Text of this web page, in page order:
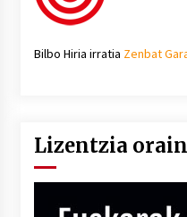
Bilbo Hiria irratia Zenbat
Lizentzia